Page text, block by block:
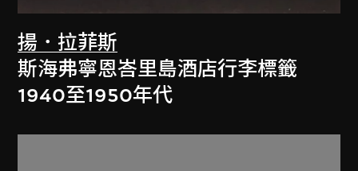
揚．拉菲斯
斯海弗寧恩峇里島酒店行李標籤
1940至1950年代